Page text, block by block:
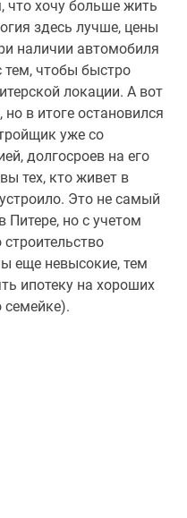
что хочу больше жить
здесь лучше, цены
наличии автомобиля
тем, чтобы быстро
локации. А вот
в итоге остановился
уже со
долгосроев на его
тех, кто живет в
Это не самый
но с учетом
еще невысокие, тем
ипотеку на хороших
семейке).